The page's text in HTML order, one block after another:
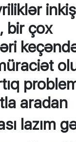
bir çox
aradan
lazım